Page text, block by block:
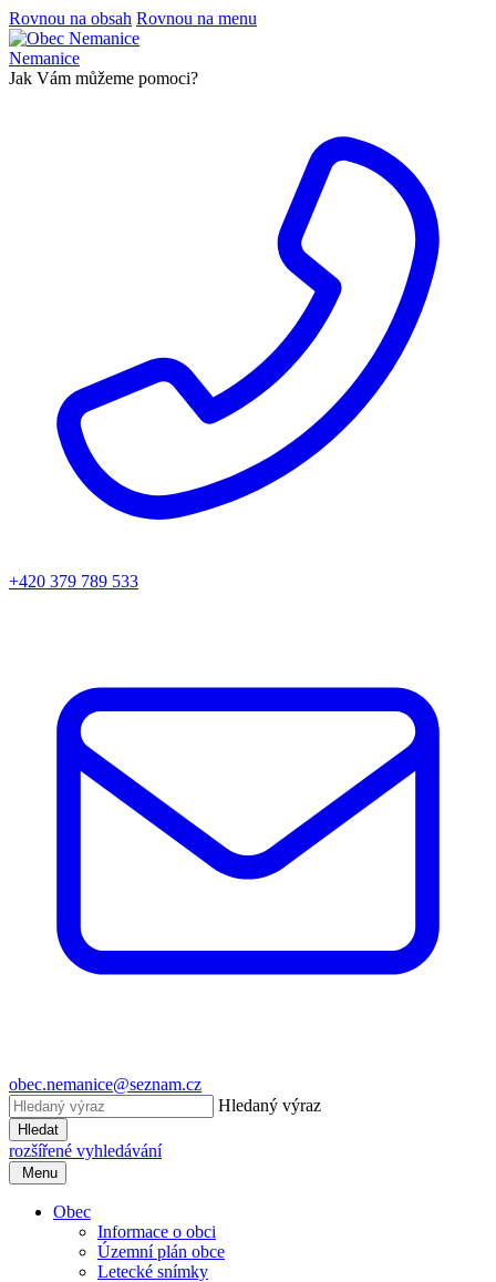
Rovnou na obsah Rovnou na menu
Nemanice
Jak Vám můžeme pomoci?
+420 379 789 533
obec.nemanice@seznam.cz
Hledaný výraz
Hledat
rozšířené vyhledávání
Menu
Obec
Informace o obci
Územní plán obce
Letecké snímky